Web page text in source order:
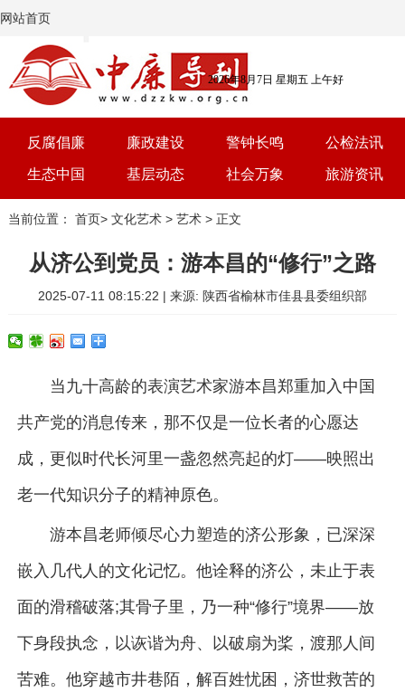
网站首页
2026年8月7日 星期五 上午好
反腐倡廉 廉政建设 警钟长鸣 公检法讯
生态中国 基层动态 社会万象 旅游资讯
党建 文选 三农 艺术
当前位置： 首页> 文化艺术> 艺术> 正文
从济公到党员：游本昌的“修行”之路
2025-07-11 08:15:22 | 来源: 陕西省榆林市佳县县委组织部
当九十高龄的表演艺术家游本昌郑重加入中国
共产党的消息传来，那不仅是一位长者的心愿达
成，更似时代长河里一盏忽然亮起的灯——映照出
老一代知识分子的精神原色。
游本昌老师倾尽心力塑造的济公形象，已深深
嵌入几代人的文化记忆。他诠释的济公，未止于表
面的滑稽破落;其骨子里，乃一种“修行”境界——放
下身段执念，以诙谐为舟、以破扇为桨，渡那人间
苦难。他穿越市井巷陌，解百姓忧困，济世救苦的